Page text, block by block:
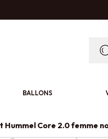
BALLONS
Hummel Core 2.0 femme